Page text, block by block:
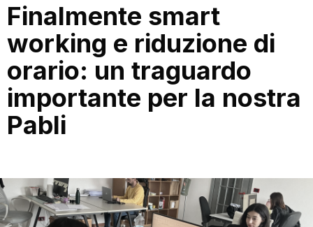
TRIBUTI
PATRIMONIO
FINANZIARIO
PERSONALE
PRIVACY
CONTATTI
Finalmente smart
working e riduzione di
orario: un traguardo
importante per la nostra
Pabli